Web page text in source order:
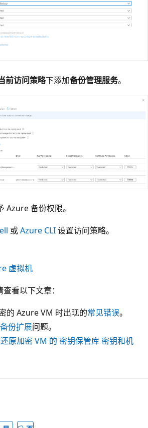
前访问策略下添加备份管理服务。
Azure 备份权限。
或Azure CLI设置访问策略。
虚拟机
看以下文章：
的 Azure VM 时出现的常见错误。
份扩展问题。
原加密 VM 的 密钥保管库 密钥和机